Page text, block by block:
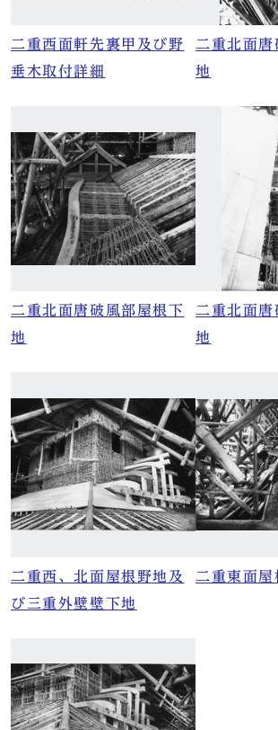
二重西面軒先裏甲及び野
垂木取付詳細
二重北面
地
二重北面唐破風部屋根下
地
二重北面
地
二重西、北面屋根野地及
び三重外壁壁下地
二重東面